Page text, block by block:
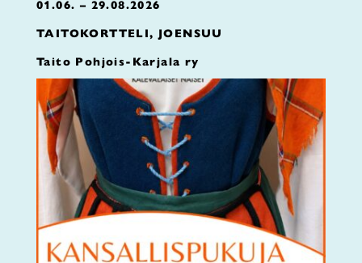
01.06. – 29.08.2026
TAITOKORTTELI, JOENSUU
Taito Pohjois-Karjala ry